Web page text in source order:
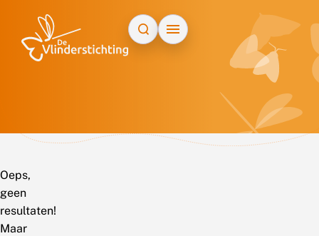
Oeps,
geen
resultaten!
Maar